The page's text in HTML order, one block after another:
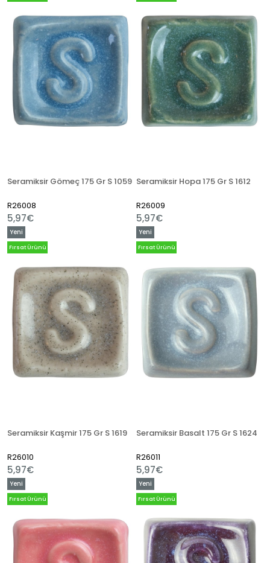
Seramiksir Gömeç 175 Gr S 1059
R26008
5,97€
Seramiksir Hopa 175 Gr S 1612
R26009
5,97€
Seramiksir Kaşmir 175 Gr S 1619
R26010
5,97€
Yeni
Ürün
Fırsat Ürünü
Seramiksir Basalt 175 Gr S 1624
R26011
5,97€
Yeni
Ürün
Fırsat Ürünü
Yeni
Ürün
Fırsat Ürünü
Yeni
Ürün
Fırsat Ürünü